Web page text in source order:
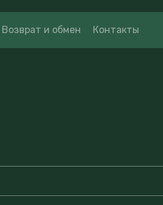
Возврат и обмен Контакты